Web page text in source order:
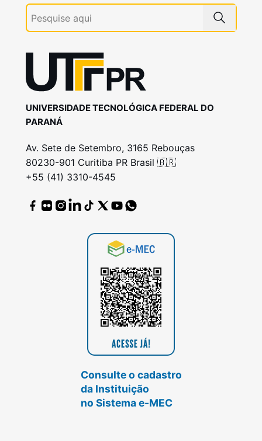
UNIVERSIDADE TECNOLÓGICA FEDERAL DO
PARANÁ
Av. Sete de Setembro, 3165 Rebouças
80230-901 Curitiba PR Brasil 🇧🇷
+55 (41) 3310-4545
Consulte o cadastro
da Instituição
no Sistema e-MEC